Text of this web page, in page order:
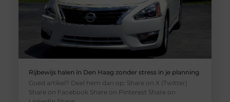
Rijbewijs halen in Den Haag zonder stress in je planning
Goed artikel? Deel hem dan op: Share on X (Twitter)
Share on Facebook Share on Pinterest Share on